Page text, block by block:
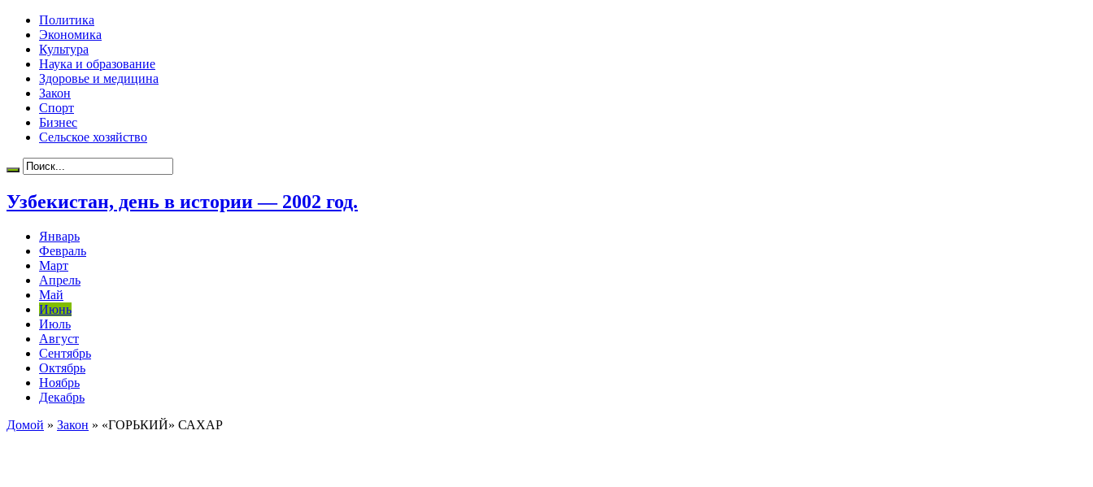
Политика
Экономика
Культура
Наука и образование
Здоровье и медицина
Закон
Спорт
Бизнес
Сельское хозяйство
Узбекистан, день в истории — 2002 год.
Январь
Февраль
Март
Апрель
Май
Июнь
Июль
Август
Сентябрь
Октябрь
Ноябрь
Декабрь
Домой » Закон » «ГОРЬКИЙ» САХАР